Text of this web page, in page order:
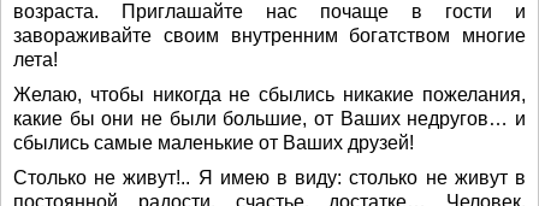
возраста. Приглашайте нас почаще в гости и
завораживайте своим внутренним богатством многие
лета!
Желаю, чтобы никогда не сбылись никакие пожелания,
какие бы они не были большие, от Ваших недругов… и
сбылись самые маленькие от Ваших друзей!
Столько не живут!.. Я имею в виду: столько не живут в
постоянной радости, счастье, достатке… Человек,